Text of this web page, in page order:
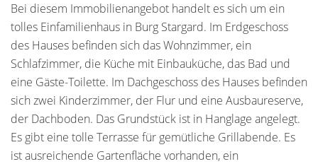
Bei diesem Immobilienangebot handelt es sich um ein
tolles Einfamilienhaus in Burg Stargard. Im Erdgeschoss
des Hauses befinden sich das Wohnzimmer, ein
Schlafzimmer, die Küche mit Einbauküche, das Bad und
eine Gäste-Toilette. Im Dachgeschoss des Hauses befinden
sich zwei Kinderzimmer, der Flur und eine Ausbaureserve,
der Dachboden. Das Grundstück ist in Hanglage angelegt.
Es gibt eine tolle Terrasse für gemütliche Grillabende. Es
ist ausreichende Gartenfläche vorhanden, ein